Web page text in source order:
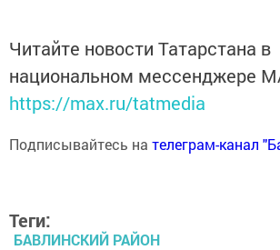
Читайте новости Татарстана в
национальном мессенджере
https://max.ru/tatmedia
Подписывайтесь на телеграм-канал
Теги:
БАВЛИНСКИЙ РАЙОН